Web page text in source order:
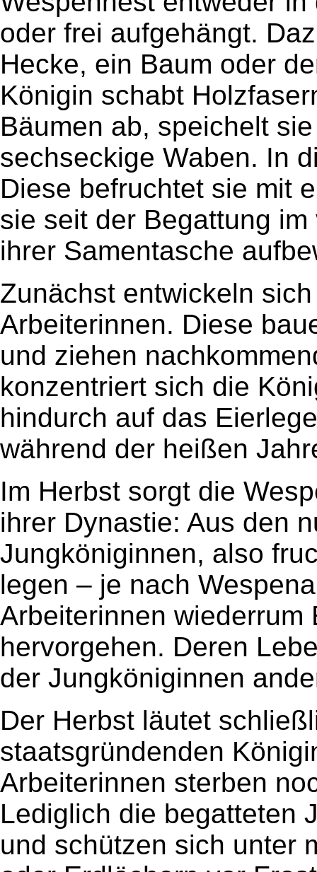
oder frei aufgehängt.
Hecke, ein Baum oder
Königin schabt
Bäumen ab, speichelt
sechseckige Waben. In
Diese befruchtet sie mit
sie seit der Begattung
ihrer Samentasche
Zunächst entwickeln
Arbeiterinnen. Diese
und ziehen
konzentriert sich die
hindurch auf das
während der heißen
Im Herbst sorgt die
ihrer Dynastie: Aus den
Jungköniginnen, also
legen – je nach
Arbeiterinnen wiederrum
hervorgehen. Deren
der Jungköniginnen
Der Herbst läutet
staatsgründenden
Arbeiterinnen sterben
Lediglich die begatteten
und schützen sich unter